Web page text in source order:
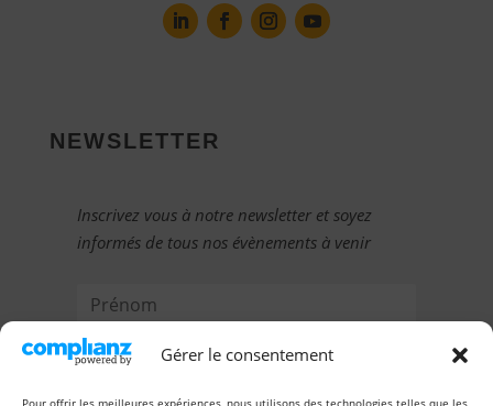
Gérer le consentement
Pour offrir les meilleures expériences, nous utilisons des technologies telles que les
NEWSLETTER
Inscrivez vous à notre newsletter et soyez
informés de tous nos évènements à venir